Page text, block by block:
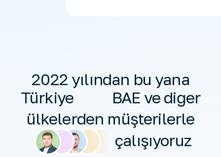
2022 yılından bu yana
Türkiye
BAE ve diğer
ülkelerden müşterilerle
çalışıyoruz